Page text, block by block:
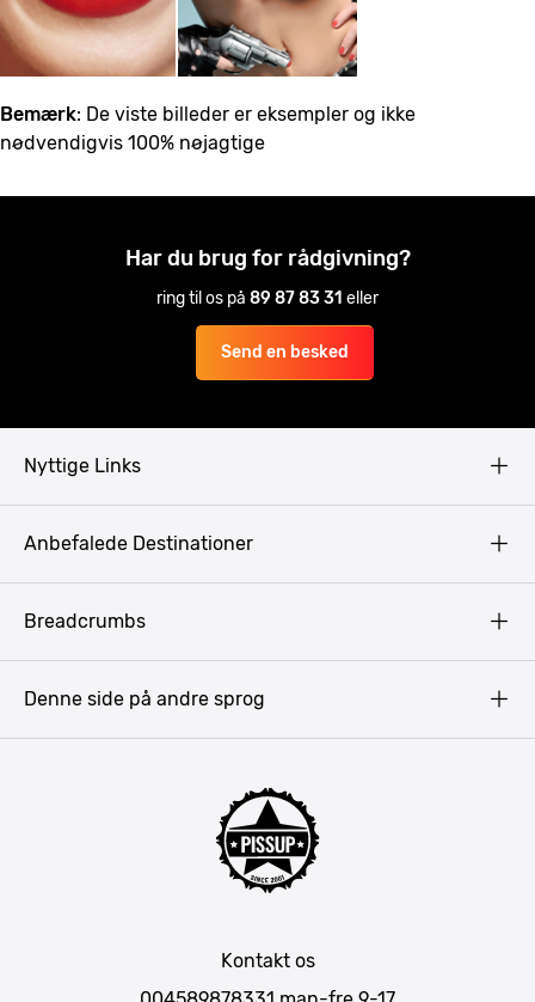
Bemærk: De viste billeder er eksempler og ikke
nødvendigvis 100% nøjagtige
Har du brug for rådgivning?
ring til os på 89 87 83 31 eller
Send en besked
Nyttige Links
Anbefalede Destinationer
Breadcrumbs
Kontakt os
Denne side på andre sprog